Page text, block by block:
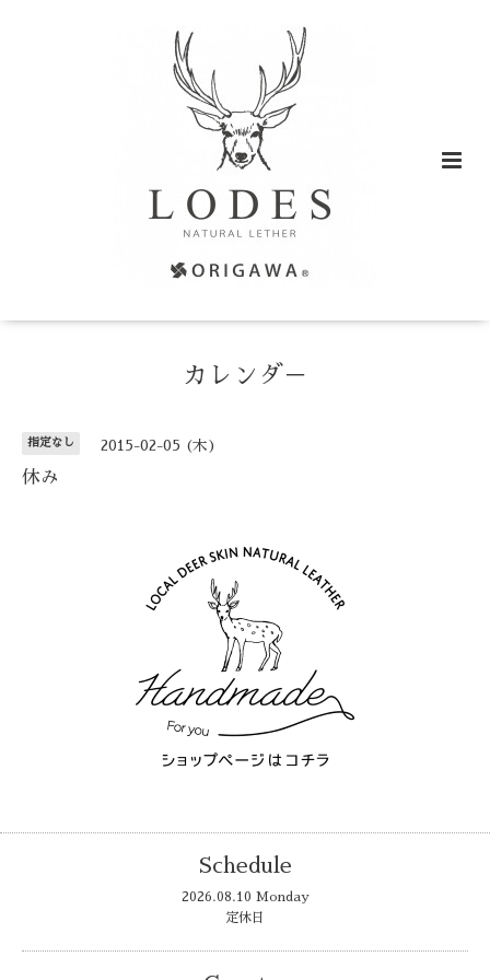
カレンダ－
指定なし 2015-02-05 (木)
休み
Schedule
2026.08.10 Monday
定休日